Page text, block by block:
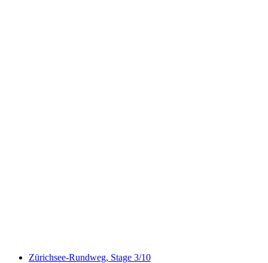
Zürichsee-Rundweg, Stage 3/10